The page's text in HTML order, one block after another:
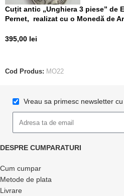
Cuțit antic „Unghiera 3 piese” de
Pernet, realizat cu o Monedă de
395,00 lei
Cod Produs: MO22
Vreau sa primesc newsletter
DESPRE CUMPARATURI
Cum cumpar
Metode de plata
Livrare